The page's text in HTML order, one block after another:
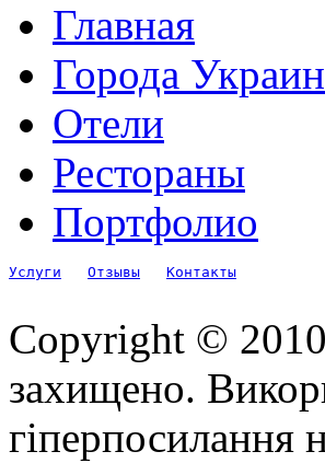
Главная
Города
Отели
Рестораны
Портфолио
Услуги Отзывы Контакты
Copyright ©
захищено.
гіперпосилання